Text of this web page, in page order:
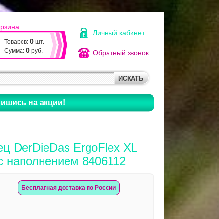
Личный кабинет
Обратный звонок
Товаров: 0 шт.
Сумма: 0 руб.
на акции!
DerDieDas ErgoFlex XL
наполнением 8406112
Бесплатная доставка по России